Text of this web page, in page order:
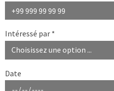
Intéressé par *
Date